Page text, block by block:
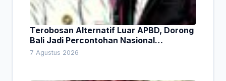
Terobosan Alternatif Luar APBD, Dorong
Bali Jadi Percontohan Nasional
Pembiayaan Daerah
7 Agustus 2026